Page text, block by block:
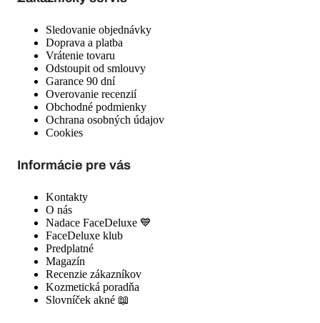
Sledovanie objednávky
Doprava a platba
Vrátenie tovaru
Odstoupit od smlouvy
Garance 90 dní
Overovanie recenzií
Obchodné podmienky
Ochrana osobných údajov
Cookies
Informácie pre vás
Kontakty
O nás
Nadace FaceDeluxe 💙
FaceDeluxe klub
Predplatné
Magazín
Recenzie zákazníkov
Kozmetická poradňa
Slovníček akné 📖